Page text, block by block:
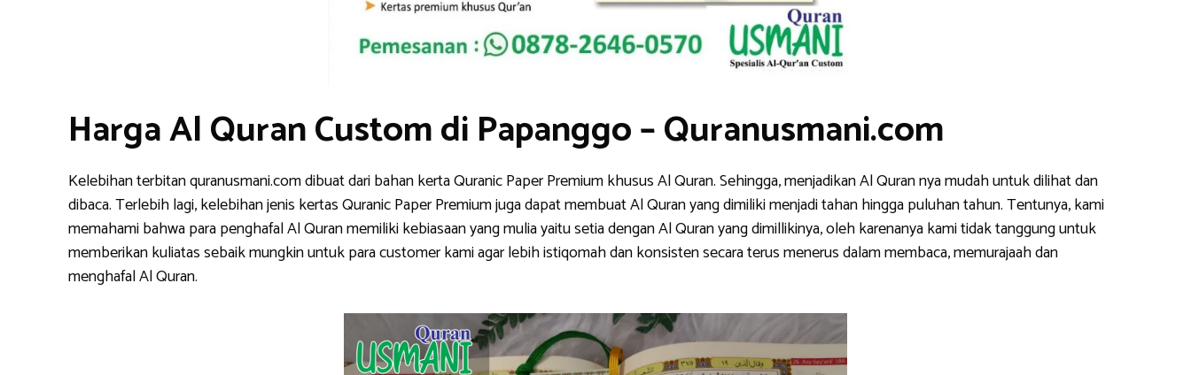
Harga Al Quran Custom di Papanggo – Quranusmani.com
Kelebihan terbitan quranusmani.com dibuat dari bahan kerta Quranic Paper Premium khusus Al Quran. Sehingga, menjadikan Al Quran nya mudah untuk dilihat dan
dibaca. Terlebih lagi, kelebihan jenis kertas Quranic Paper Premium juga dapat membuat Al Quran yang dimiliki menjadi tahan hingga puluhan tahun. Tentunya, kami
memahami bahwa para penghafal Al Quran memiliki kebiasaan yang mulia yaitu setia dengan Al Quran yang dimillikinya, oleh karenanya kami tidak tanggung untuk
memberikan kuliatas sebaik mungkin untuk para customer kami agar lebih istiqomah dan konsisten secara terus menerus dalam membaca, memurajaah dan
menghafal Al Quran.